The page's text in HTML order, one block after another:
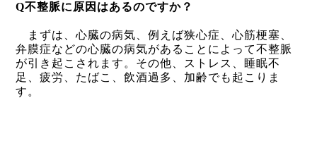
Q不整脈に原因はあるのですか？
まずは、心臓の病気、例えば狭心症、心筋梗塞、
弁膜症などの心臓の病気があることによって不整脈
が引き起こされます。その他、ストレス、睡眠不
足、疲労、たばこ、飲酒過多、加齢でも起こりま
す。